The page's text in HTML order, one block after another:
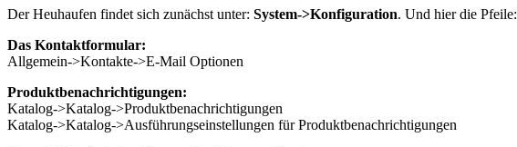
Der Heuhaufen findet sich zunächst unter: System->Konfiguration. Und hier die Pfeile:
Das Kontaktformular:
Allgemein->Kontakte->E-Mail Optionen
Produktbenachrichtigungen:
Katalog->Katalog->Produktbenachrichtigungen
Katalog->Katalog->Ausführungseinstellungen für Produktbenachrichtigungen